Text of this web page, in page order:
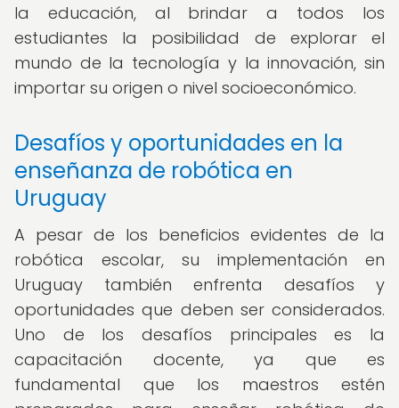
la educación, al brindar a todos los
estudiantes la posibilidad de explorar el
mundo de la tecnología y la innovación, sin
importar su origen o nivel socioeconómico.
Desafíos y oportunidades en la
enseñanza de robótica en
Uruguay
A pesar de los beneficios evidentes de la
robótica escolar, su implementación en
Uruguay también enfrenta desafíos y
oportunidades que deben ser considerados.
Uno de los desafíos principales es la
capacitación docente, ya que es
fundamental que los maestros estén